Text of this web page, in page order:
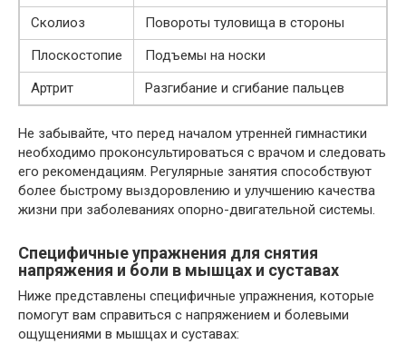
Сколиоз
Повороты туловища в стороны
Плоскостопие
Подъемы на носки
Артрит
Разгибание и сгибание пальцев
Не забывайте, что перед началом утренней гимнастики
необходимо проконсультироваться с врачом и следовать
его рекомендациям. Регулярные занятия способствуют
более быстрому выздоровлению и улучшению качества
жизни при заболеваниях опорно-двигательной системы.
Специфичные упражнения для снятия
напряжения и боли в мышцах и суставах
Ниже представлены специфичные упражнения, которые
помогут вам справиться с напряжением и болевыми
ощущениями в мышцах и суставах: